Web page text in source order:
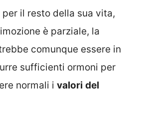
per il resto della sua vita,
è parziale, la
comunque essere in
sufficienti ormoni per
normali i valori del